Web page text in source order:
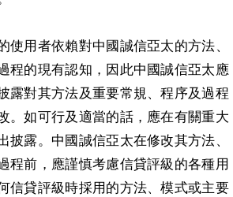
使用者依賴對中國誠信亞太的方法、
程的現有認知，因此中國誠信亞太應
露對其方法及重要常規、程序及過程
。如可行及適當的話，應在有關重大
披露。中國誠信亞太在修改其方法、
程前，應謹慎考慮信貸評級的各種用
信貸評級時採用的方法、模式或主要